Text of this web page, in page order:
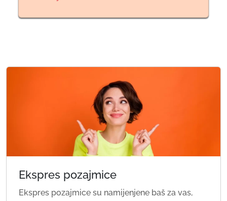
Ekspres pozajmice
Ekspres pozajmice su namijenjene baš za vas,